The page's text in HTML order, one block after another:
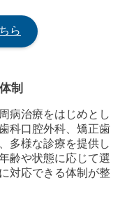
ら
制
病治療をはじめとし
科口腔外科、矯正歯
多様な診療を提供し
齢や状態に応じて選
対応できる体制が整